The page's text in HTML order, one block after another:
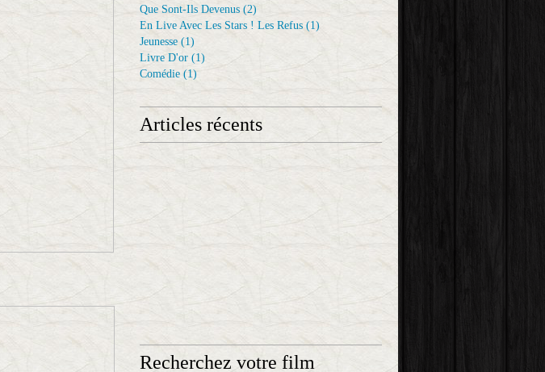
Que Sont-Ils Devenus (2)
En Live Avec Les Stars ! Les Refus (1)
Jeunesse (1)
Livre D'or (1)
Comédie (1)
Articles récents
Recherchez votre film